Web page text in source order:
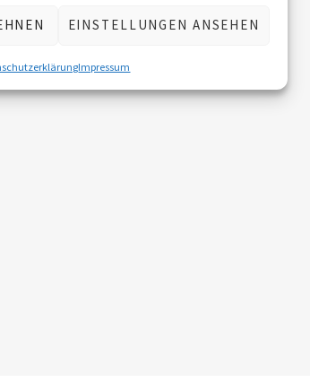
EINSTELLUNGEN ANSEHEN
Impressum